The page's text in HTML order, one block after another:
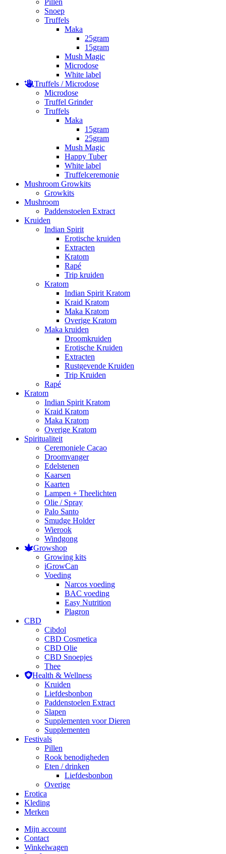
Pillen
Snoep
Truffels
Maka
25gram
15gram
Mush Magic
Microdose
White label
Truffels / Microdose
Microdose
Truffel Grinder
Truffels
Maka
15gram
25gram
Mush Magic
Happy Tuber
White label
Truffelceremonie
Mushroom Growkits
Growkits
Mushroom
Paddenstoelen Extract
Kruiden
Indian Spirit
Erotische kruiden
Extracten
Kratom
Rapé
Trip kruiden
Kratom
Indian Spirit Kratom
Kraid Kratom
Maka Kratom
Overige Kratom
Maka kruiden
Droomkruiden
Erotische Kruiden
Extracten
Rustgevende Kruiden
Trip Kruiden
Rapé
Kratom
Indian Spirit Kratom
Kraid Kratom
Maka Kratom
Overige Kratom
Spiritualiteit
Ceremoniele Cacao
Droomvanger
Edelstenen
Kaarsen
Kaarten
Lampen + Theelichten
Olie / Spray
Palo Santo
Smudge Holder
Wierook
Windgong
Growshop
Growing kits
iGrowCan
Voeding
Narcos voeding
BAC voeding
Easy Nutrition
Plagron
CBD
Cibdol
CBD Cosmetica
CBD Olie
CBD Snoepjes
Thee
Health & Wellness
Kruiden
Liefdesbonbon
Paddenstoelen Extract
Slapen
Supplementen voor Dieren
Supplementen
Festivals
Pillen
Rook benodigheden
Eten / drinken
Liefdesbonbon
Overige
Erotica
Kleding
Merken
Mijn account
Contact
Winkelwagen